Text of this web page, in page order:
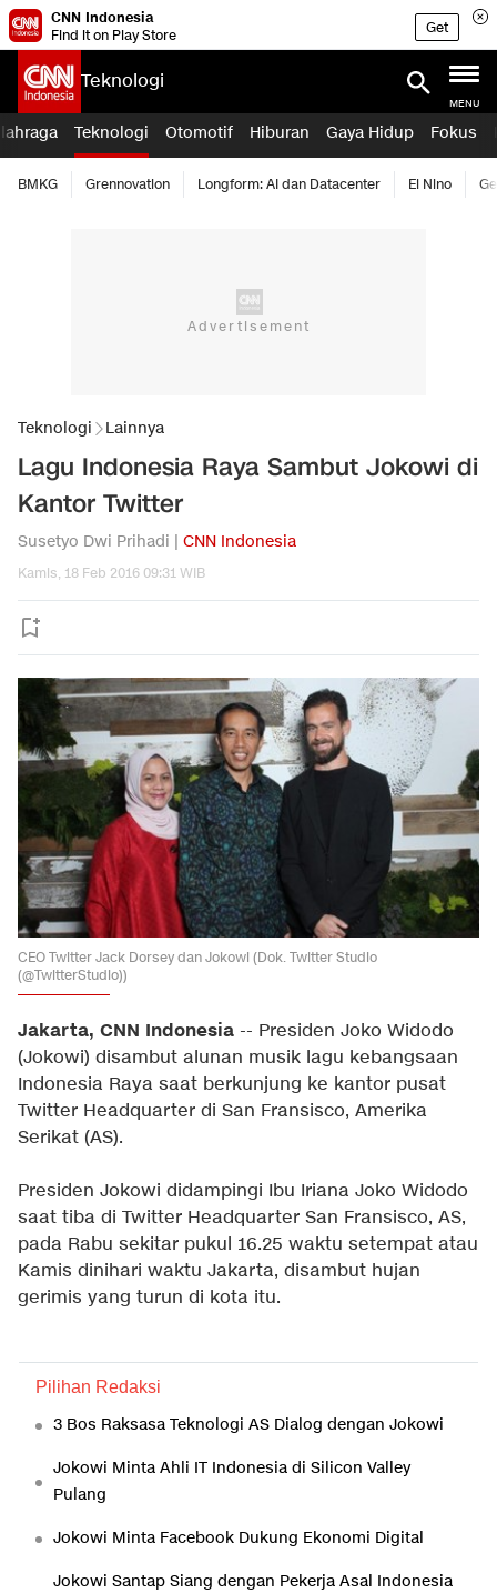
CNN Indonesia
Find it on Play Store
Get
Teknologi
MENU
Teknologi Otomotif Hiburan Gaya Hidup Fokus
BMKG Grennovation Longform: AI dan Datacenter El Nino
Teknologi Lainnya
Lagu Indonesia Raya Sambut Jokowi di
Kantor Twitter
Susetyo Dwi Prihadi | CNN Indonesia
Kamis, 18 Feb 2016 09:31 WIB
CEO Twitter Jack Dorsey dan Jokowi (Dok. Twitter Studio
(@TwitterStudio))
Jakarta, CNN Indonesia -- Presiden Joko Widodo
(Jokowi) disambut alunan musik lagu kebangsaan
Indonesia Raya saat berkunjung ke kantor pusat
Twitter Headquarter di San Fransisco, Amerika
Serikat (AS).
Presiden Jokowi didampingi Ibu Iriana Joko Widodo
saat tiba di Twitter Headquarter San Fransisco, AS,
pada Rabu sekitar pukul 16.25 waktu setempat atau
Kamis dinihari waktu Jakarta, disambut hujan
gerimis yang turun di kota itu.
Pilihan Redaksi
3 Bos Raksasa Teknologi AS Dialog dengan Jokowi
Jokowi Minta Ahli IT Indonesia di Silicon Valley
Pulang
Jokowi Minta Facebook Dukung Ekonomi Digital
Jokowi Santap Siang dengan Pekerja Asal Indonesia